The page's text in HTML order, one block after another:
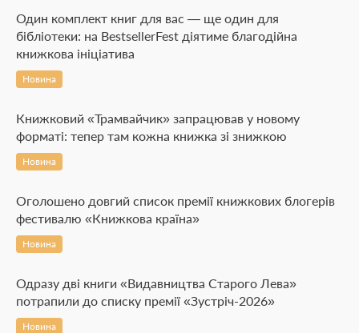
Один комплект книг для вас — ще один для
бібліотеки: на BestsellerFest діятиме благодійна
книжкова ініціатива
Новина
Книжковий «Трамвайчик» запрацював у новому
форматі: тепер там кожна книжка зі знижкою
Новина
Оголошено довгий список премії книжкових блогерів
фестивалю «Книжкова країна»
Новина
Одразу дві книги «Видавництва Старого Лева»
потрапили до списку премії «Зустріч-2026»
Новина